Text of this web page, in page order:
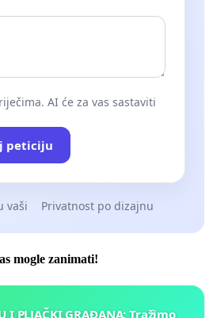
AI će za vas sastaviti
peticiju
vaši Privatnost po dizajnu
mogle zanimati!
I PLJAČKI GRAĐANA: Tražimo